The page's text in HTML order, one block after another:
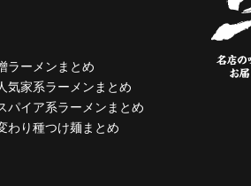
ラーメンまとめ
気家系ラーメンまとめ
パイア系ラーメンまとめ
わり種つけ麺まとめ